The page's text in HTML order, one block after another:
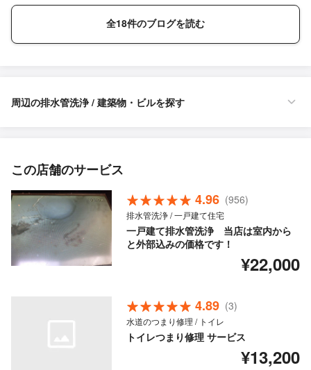
全18件のブログを読む
周辺の排水管洗浄 / 建築物・ビルを探す
この店舗のサービス
4.96 (956)
排水管洗浄 / 一戸建て住宅
一戸建て排水管洗浄 当店は室内から
と外部込みの価格です！
¥22,000
4.89 (3)
水道のつまり修理 / トイレ
トイレつまり修理 サービス
¥13,200